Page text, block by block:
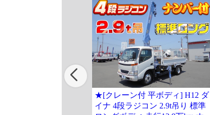
★[クレーン付 平ボディ] H12 ダ
イナ 4段ラジコン 2.9t吊り 標準